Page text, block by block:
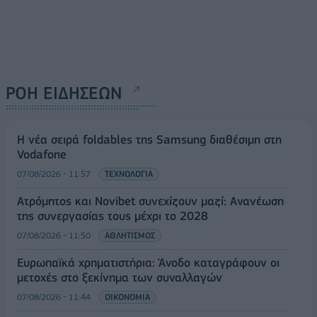
ΡΟΗ ΕΙΔΗΣΕΩΝ
Η νέα σειρά foldables της Samsung διαθέσιμη στη
Vodafone
07/08/2026 - 11:57 ΤΕΧΝΟΛΟΓΙΑ
Ατρόμητος και Novibet συνεχίζουν μαζί: Ανανέωση
της συνεργασίας τους μέχρι το 2028
07/08/2026 - 11:50 ΑΘΛΗΤΙΣΜΟΣ
Ευρωπαϊκά χρηματιστήρια: Άνοδο καταγράφουν οι
μετοχές στο ξεκίνημα των συναλλαγών
07/08/2026 - 11:44 ΟΙΚΟΝΟΜΙΑ